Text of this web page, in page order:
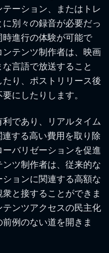
ーション、またはトレ
別々の録音が必要だっ
進行の体験が可能で
テンツ制作者は、映画
言語で放送すること
り、ポストリリース後
にしたりします。
であり、リアルタイム
する高い費用を取り除
バリゼーションを促進
ツ制作者は、従来的な
ョンに関連する高額な
と接することができま
ンツアクセスの民主化
例のない道を開きま